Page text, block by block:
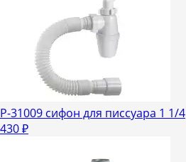
Р-31009 сифон для писсуара 1 1/4
430₽